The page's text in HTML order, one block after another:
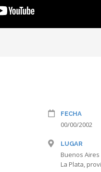
FECHA
00/00/2002
LUGAR
Buenos Aires
La Plata,